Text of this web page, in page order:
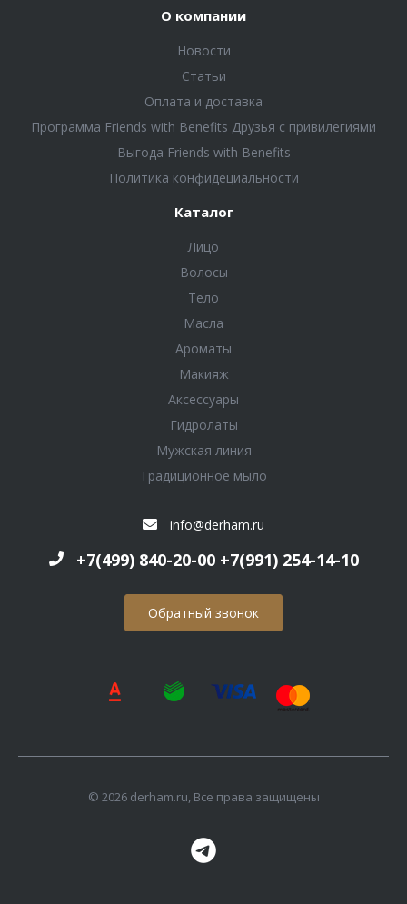
О компании
Новости
Статьи
Оплата и доставка
Программа Friends with Benefits Друзья с привилегиями
Выгода Friends with Benefits
Политика конфидециальности
Каталог
Лицо
Волосы
Тело
Масла
Ароматы
Макияж
Аксессуары
Гидролаты
Мужская линия
Традиционное мыло
info@derham.ru
+7(499) 840-20-00 +7(991) 254-14-10
Обратный звонок
© 2026 derham.ru, Все права защищены